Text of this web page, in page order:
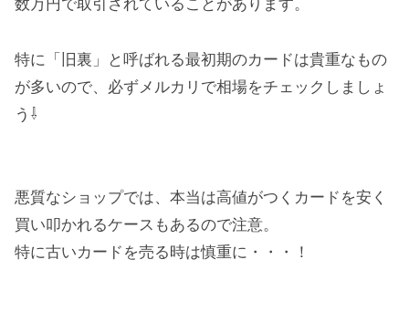
数万円で取引されていることがあります。
特に「旧裏」と呼ばれる最初期のカードは貴重なもの
が多いので、必ずメルカリで相場をチェックしましょ
う⇩
悪質なショップでは、本当は高値がつくカードを安く
買い叩かれるケースもあるので注意。
特に古いカードを売る時は慎重に・・・！